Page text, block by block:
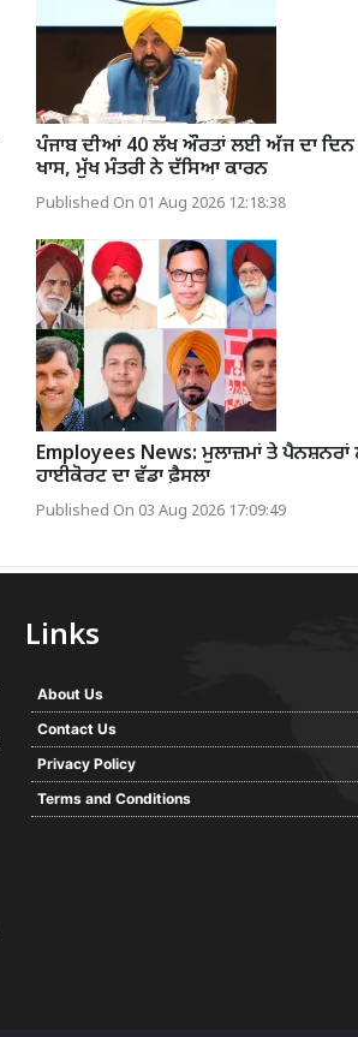
ਪੰਜਾਬ ਦੀਆਂ 40 ਲੱਖ ਔਰਤਾਂ ਲਈ ਅੱਜ ਦਾ ਦਿਨ
ਖਾਸ, ਮੁੱਖ ਮੰਤਰੀ ਨੇ ਦੱਸਿਆ ਕਾਰਨ
Published On 01 Aug 2026 12:18:38
Employees News: ਮੁਲਾਜ਼ਮਾਂ ਤੇ
ਹਾਈਕੋਰਟ ਦਾ ਵੱਡਾ ਫ਼ੈਸਲਾ
Published On 03 Aug 2026 17:09:49
Links
About Us
Contact Us
Privacy Policy
Terms and Conditions